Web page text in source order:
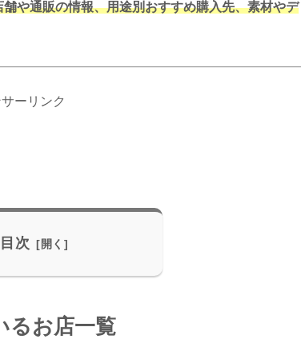
や通販の情報、用途別おすすめ購入先、素材やデ
ーリンク
目次
るお店一覧